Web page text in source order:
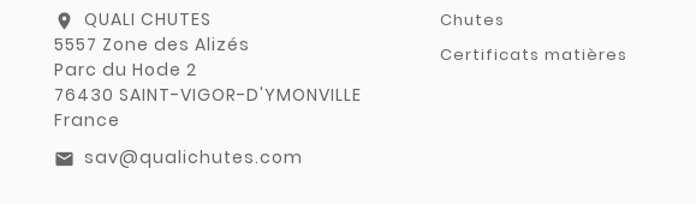
location_on
QUALI CHUTES
5557 Zone des Alizés
Parc du Hode 2
76430 SAINT-VIGOR-D'YMONVILLE
France
email sav@qualichutes.com
Chutes
Certificats matières